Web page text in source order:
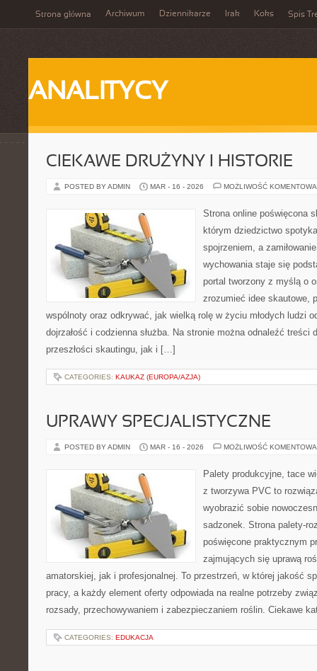
Strona główna Archiwum Dziennikarze Irak Koks Spis
ANALITYCY
CIEKAWE DRUŻYNY I HISTORIE
POSTED BY ADMIN MAR - 16 - 2026 MOŻLIWOŚĆ
Strona online poświęcona
którym dziedzictwo
spojrzeniem, a
wychowania staje się
portal tworzony z myślą o
zrozumieć idee skautowe,
wspólnoty oraz odkrywać, jak wielką rolę w życiu młodych ludzi
dojrzałość i codzienna służba. Na stronie można odnaleźć treści
przeszłości skautingu, jak i […]
CATEGORIES: KAUKAZ (EUROPA/AZJA)
UPRAWY SPECJALISTYCZNE
POSTED BY ADMIN MAR - 16 - 2026 MOŻLIWOŚĆ
Palety produkcyjne, tace
z tworzywa PVC to
wyobrazić sobie
sadzonek. Strona palety-
poświęcone praktycznym
zajmujących się uprawą
amatorskiej, jak i profesjonalnej. To przestrzeń, w której jakość
pracy, a każdy element oferty odpowiada na realne potrzeby
rozsady, przechowywaniem i zabezpieczaniem roślin. Ciekawe
CATEGORIES: EDUKACJA